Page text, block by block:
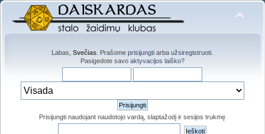
Labas,Svečias . Prašomeprisijungti arbaužsiregistruoti
Pasigedote savo aktyvacijos laiško?
Prisijungti naudojant naudotojo vardą, slaptažodį ir sesijos trukmę